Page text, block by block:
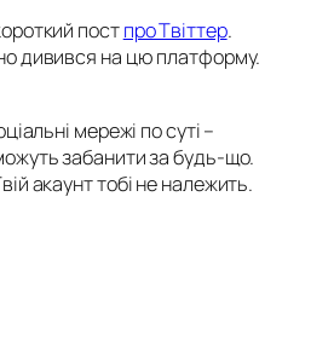
постпро Твіттер.
дивився на цю платформу.
мережі по суті –
забанити за будь-що.
акаунт тобі не належить.